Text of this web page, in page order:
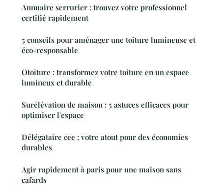
Annuaire serrurier : trouvez votre professionnel
certifié rapidement
5 conseils pour aménager une toiture lumineuse et
éco-responsable
Otoiture : transformez votre toiture en un espace
lumineux et durable
Surélévation de maison : 5 astuces efficaces pour
optimiser l'espace
Délégataire cee : votre atout pour des économies
durables
Agir rapidement à paris pour une maison sans
cafards